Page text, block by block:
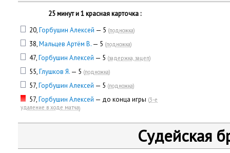
25 минут и 1 красная карточка :
20,Горбушин Алексей — 5 (подножка)
38,Мальцев Артём В. — 5 (подножка)
47,Горбушин Алексей — 5 (задержка, зацеп)
55,Глушков Я. — 5 (подножка)
57,Горбушин Алексей — 5 (подножка)
57,Горбушин Алексей — до конца игры (3-е
удаление в ходе матча)
Судейская